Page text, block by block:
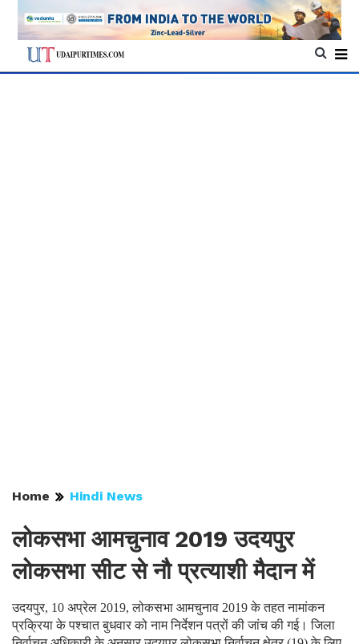
Home Hindi News
लोकसभा आमचुनाव 2019 उदयपुर
लोकसभा सीट से नौ प्रत्याशी मैदान में
उदयपुर, 10 अप्रेल 2019, लोकसभा आमचुनाव 2019 के तहत नामांकन
प्रक्रिया के पश्चात बुधवार को नाम निर्देशन पत्रों की जांच की गई। जिला